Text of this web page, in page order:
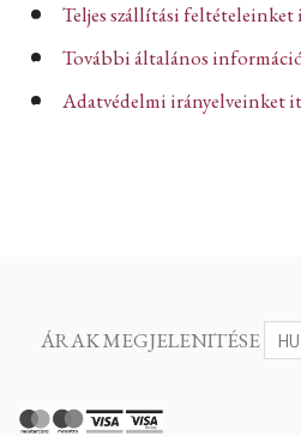
Teljes szállítási feltételeinket
További általános
Adatvédelmi irányelveinket
ÁRAK MEGJELENITÉSE